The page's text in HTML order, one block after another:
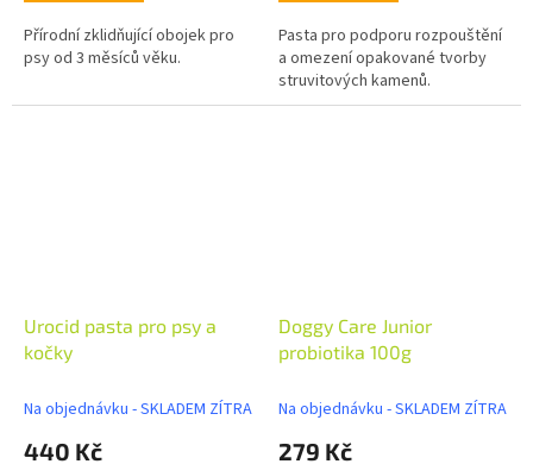
Přírodní zklidňující obojek pro
psy od 3 měsíců věku.
Pasta pro podporu rozpouštění
a omezení opakované tvorby
struvitových kamenů.
Urocid pasta pro psy a
kočky
Na objednávku - SKLADEM ZÍTRA
440 Kč
Doggy Care Junior
probiotika 100g
Na objednávku - SKLADEM ZÍTRA
279 Kč